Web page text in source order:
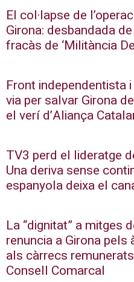
El col·lapse de
Girona: desbandada
fracàs de ‘Militància
Front independentista
via per salvar Girona
el verí d’Aliança
TV3 perd el lideratge
Una deriva sense
espanyola deixa el
La “dignitat” a mitges
renuncia a Girona pels
als càrrecs
Consell Comarcal